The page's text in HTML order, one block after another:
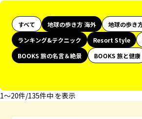
すべて 地球の歩き方 海外 地球の歩き
ランキング&テクニック
Resort Style
BOOKS 旅の名言＆絶景
BOOKS 旅と健康
1〜20件/135件中 を表示